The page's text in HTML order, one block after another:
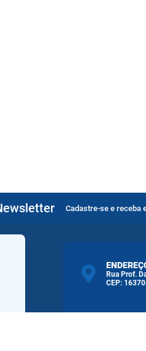
Cadastre-se e receba
Rua Prof.
CEP: